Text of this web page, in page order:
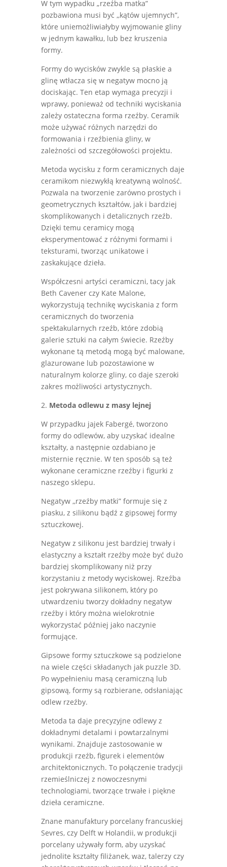
W tym wypadku „rzeźba matka”
pozbawiona musi być ,,kątów ujemnych”,
które uniemożliwiałyby wyjmowanie gliny
w jednym kawałku, lub bez kruszenia
formy.
Formy do wycisków zwykle są płaskie a
glinę wtłacza się w negatyw mocno ją
dociskając. Ten etap wymaga precyzji i
wprawy, ponieważ od techniki wyciskania
zależy ostateczna forma rzeźby. Ceramik
może używać różnych narzędzi do
formowania i rzeźbienia gliny, w
zależności od szczegółowości projektu.
Metoda wycisku z form ceramicznych daje
ceramikom niezwykłą kreatywną wolność.
Pozwala na tworzenie zarówno prostych i
geometrycznych kształtów, jak i bardziej
skomplikowanych i detalicznych rzeźb.
Dzięki temu ceramicy mogą
eksperymentować z różnymi formami i
teksturami, tworząc unikatowe i
zaskakujące dzieła.
Współczesni artyści ceramiczni, tacy jak
Beth Cavener czy Kate Malone,
wykorzystują technikę wyciskania z form
ceramicznych do tworzenia
spektakularnych rzeźb, które zdobią
galerie sztuki na całym świecie. Rzeźby
wykonane tą metodą mogą być malowane,
glazurowane lub pozostawione w
naturalnym kolorze gliny, co daje szeroki
zakres możliwości artystycznych.
2. Metoda odlewu z masy lejnej
W przypadku jajek Fabergé, tworzono
formy do odlewów, aby uzyskać idealne
kształty, a następnie ozdabiano je
misternie ręcznie. W ten sposób są też
wykonane ceramiczne rzeźby i figurki z
naszego sklepu.
Negatyw ,,rzeźby matki” formuje się z
piasku, z silikonu bądź z gipsowej formy
sztuczkowej.
Negatyw z silikonu jest bardziej trwały i
elastyczny a kształt rzeźby może być dużo
bardziej skomplikowany niż przy
korzystaniu z metody wyciskowej. Rzeźba
jest pokrywana silikonem, który po
utwardzeniu tworzy dokładny negatyw
rzeźby i który można wielokrotnie
wykorzystać później jako naczynie
formujące.
Gipsowe formy sztuczkowe są podzielone
na wiele części składanych jak puzzle 3D.
Po wypełnieniu masą ceramiczną lub
gipsową, formy są rozbierane, odsłaniając
odlew rzeźby.
Metoda ta daje precyzyjne odlewy z
dokładnymi detalami i powtarzalnymi
wynikami. Znajduje zastosowanie w
produkcji rzeźb, figurek i elementów
architektonicznych. To połączenie tradycji
rzemieślniczej z nowoczesnymi
technologiami, tworzące trwałe i piękne
dzieła ceramiczne.
Znane manufaktury porcelany francuskiej
Sevres, czy Delft w Holandii, w produkcji
porcelany używały form, aby uzyskać
jednolite kształty filiżanek, waz, talerzy czy